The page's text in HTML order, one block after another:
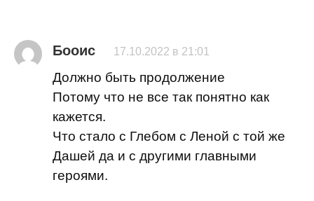
Бооис 17.10.2022 в 21:01
Должно быть продолжение
Потому что не все так понятно как
кажется.
Что стало с Глебом с Леной с той же
Дашей да и с другими главными
героями.